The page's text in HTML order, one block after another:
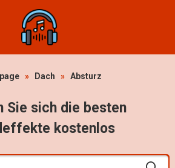
» Dach » Absturz
Sie sich die besten
kostenlos